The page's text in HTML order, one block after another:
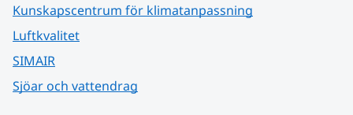
Kunskapscentrum för klimatanpassning
Luftkvalitet
SIMAIR
Sjöar och vattendrag